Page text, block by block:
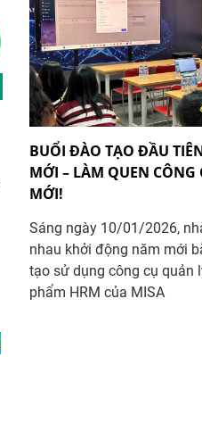
BUỔI ĐÀO TẠO ĐẦU
MỚI – LÀM QUEN CÔNG
MỚI!
Sáng ngày 10/01/2026,
nhau khởi động năm mới
tạo sử dụng công cụ quản
phẩm HRM của MISA